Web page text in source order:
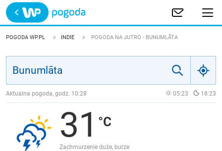
Trwa ładowanie
POLSKA
JAKOŚĆ POWIETRZA
POGODA WP.PL INDIE POGODA NA JUTRO - BUNUMLĀTA
Aktualna pogoda, godz. 10:28 05:23 18:23
31
Zachmurzenie duże, burze